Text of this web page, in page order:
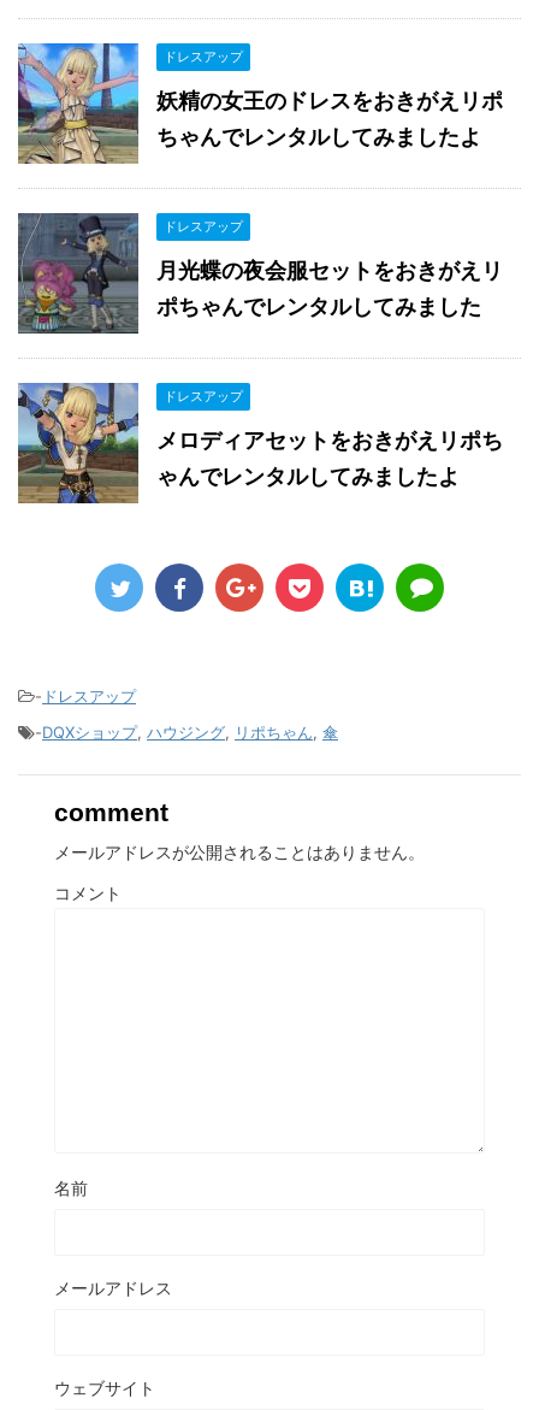
ドレスアップ
妖精の女王のドレスをおきがえリポ
ちゃんでレンタルしてみましたよ
ドレスアップ
月光蝶の夜会服セットをおきがえリ
ポちゃんでレンタルしてみました
ドレスアップ
メロディアセットをおきがえリポち
ゃんでレンタルしてみましたよ
- ドレスアップ
-DQXショップ, ハウジング, リポちゃん, 傘
comment
メールアドレスが公開されることはありません。
コメント
名前
メールアドレス
ウェブサイト